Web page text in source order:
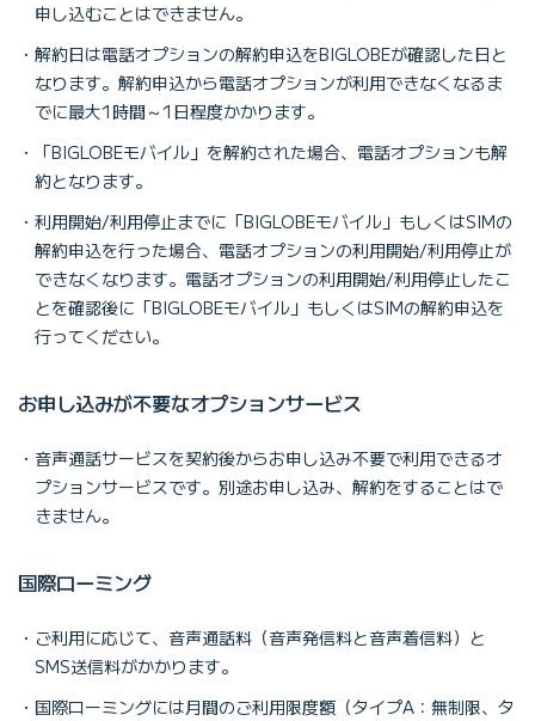
申し込むことはできません。
解約日は電話オプションの解約申込をBIGLOBEが確認した日と
なります。解約申込から電話オプションが利用できなくなるま
でに最大1時間～1日程度かかります。
「BIGLOBEモバイル」を解約された場合、電話オプションも解
約となります。
利用開始/利用停止までに「BIGLOBEモバイル」もしくはSIMの
解約申込を行った場合、電話オプションの利用開始/利用停止が
できなくなります。電話オプションの利用開始/利用停止したこ
とを確認後に「BIGLOBEモバイル」もしくはSIMの解約申込を
行ってください。
お申し込みが不要なオプションサービス
音声通話サービスを契約後からお申し込み不要で利用できるオ
プションサービスです。別途お申し込み、解約をすることはで
きません。
国際ローミング
ご利用に応じて、音声通話料（音声発信料と音声着信料）と
SMS送信料がかかります。
国際ローミングには月間のご利用限度額（タイプA：無制限、タ